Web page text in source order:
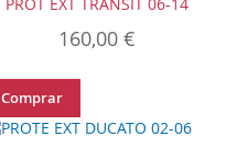
PROT EXT TRANSIT 06-14
160,00 €
Comprar